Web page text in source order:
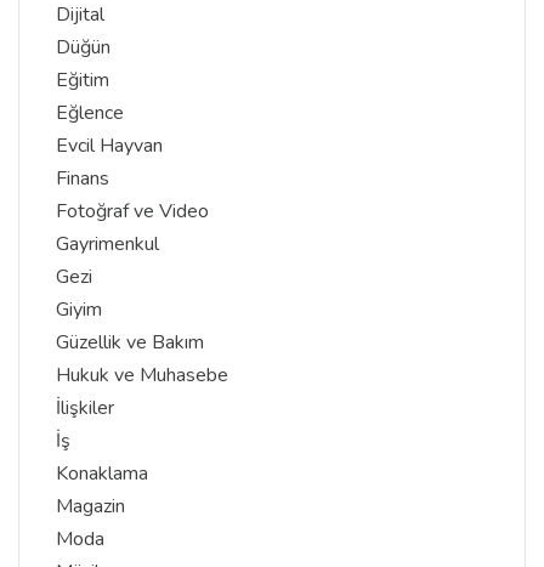
Dijital
Düğün
Eğitim
Eğlence
Evcil Hayvan
Finans
Fotoğraf ve Video
Gayrimenkul
Gezi
Giyim
Güzellik ve Bakım
Hukuk ve Muhasebe
İlişkiler
İş
Konaklama
Magazin
Moda